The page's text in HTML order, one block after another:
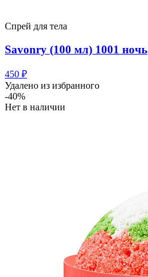
Спрей для тела
Savonry (100 мл) 1001 ночь
450 ₽
Удалено из избранного
-40%
Нет в наличии